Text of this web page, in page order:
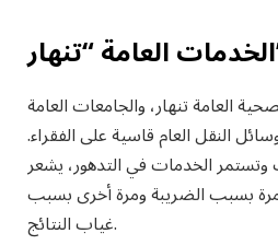
العامة تنهار، والجامعات العامة
النقل العام قاسية على الفقراء.
وتستمر الخدمات في التدهور، يشعر
بسبب الضريبة ومرة ​​أخرى بسبب
غياب النتائج.